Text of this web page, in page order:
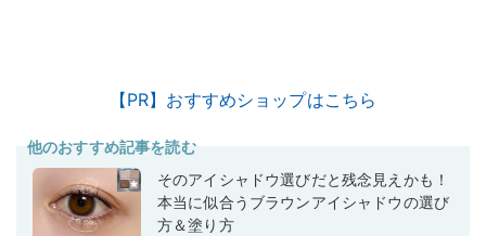
【PR】おすすめショップはこちら
他のおすすめ記事を読む
そのアイシャドウ選びだと残念見えかも！
本当に似合うブラウンアイシャドウの選び
方＆塗り方